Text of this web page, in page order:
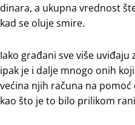
dinara, a ukupna vrednost
kad se oluje smire.
Iako građani sve više
ipak je i dalje mnogo onih
većina njih računa na
kao što je to bilo prilikom